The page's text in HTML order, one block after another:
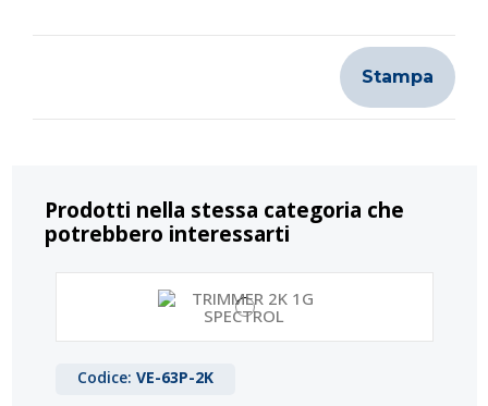
Stampa
Prodotti nella stessa categoria che
potrebbero interessarti
Codice: VE-63P-2K